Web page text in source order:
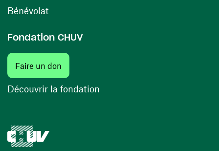
Bénévolat
Fondation CHUV
Faire un don
Découvrir la fondation